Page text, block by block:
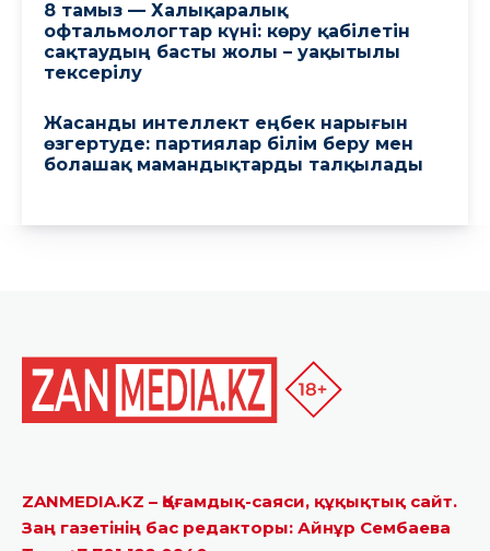
ZANMEDIA.KZ – Қоғамдық-саяси, құқықтық сайт.
Заң газетінің бас редакторы: Айнұр Сембаева